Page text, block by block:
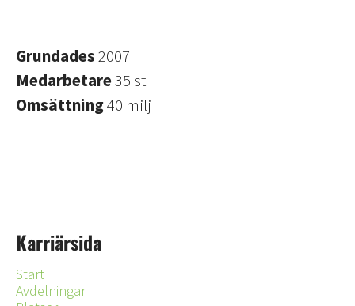
Grundades2007
Medarbetare35 st
Omsättning40 milj
Karriärsida
Start
Avdelningar